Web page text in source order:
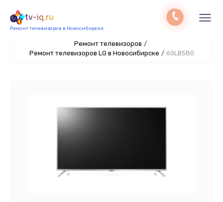
tv-iq.ru
Ремонт телевизоров в Новосибирске
Ремонт телевизоров /
Ремонт телевизоров LG в Новосибирске / 60LB580